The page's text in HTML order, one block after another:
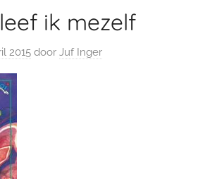
ik mezelf
2015 door Juf Inger